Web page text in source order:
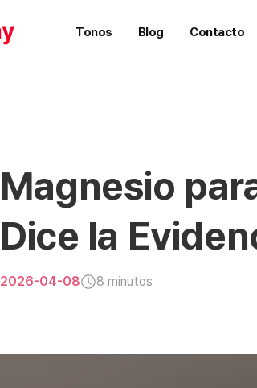
Tonos Blog Contacto
Magnesio
Dice la
2026-04-08 8 minutos